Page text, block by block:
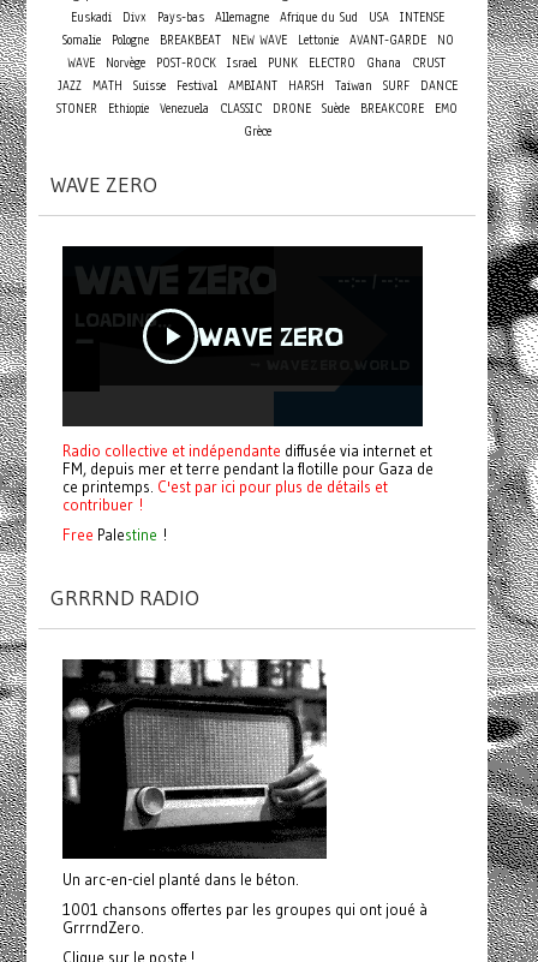
Euskadi
Divx Pays-bas Allemagne Afrique du Sud USA
INTENSE
Somalie
Pologne BREAKBEAT NEW WAVE Lettonie AVANT-GARDE
NO
WAVE
Norvège POST-ROCK Israel PUNK ELECTRO Ghana
CRUST
JAZZ
MATH Suisse Festival AMBIANT HARSH Taiwan SURF
DANCE
STONER
Ethiopie Venezuela CLASSIC DRONE Suède BREAKCORE
EMO
Grèce
WAVE ZERO
Radio collective et indépendante diffusée via internet et
FM, depuis mer et terre pendant la flotille pour Gaza de
ce printemps. C'est par ici pour plus de détails et
contribuer !
Free Palestine !
GRRRND RADIO
Un arc-en-ciel planté dans le béton.
1001 chansons offertes par les groupes qui ont joué à
GrrrndZero.
Clique sur le poste !